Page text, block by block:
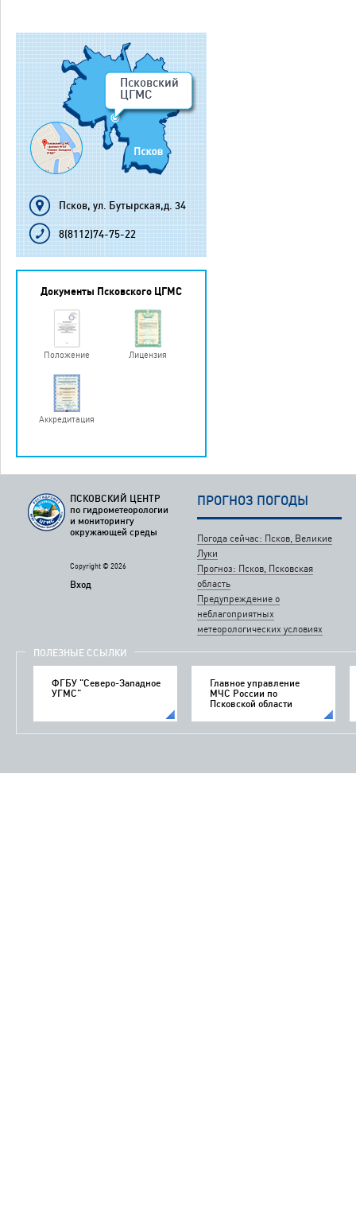
Псковский
ЦГМС
Псков, ул. Бутырская,д. 34
8(8112)74-75-22
Документы Псковского ЦГМС
Положение Лицензия
Аккредитация
ПСКОВСКИЙ ЦЕНТР
по гидрометеорологии
и мониторингу
окружающей среды
Copyright © 2026
Вход
ПРОГНОЗ ПОГОДЫ
Погода сейчас: Псков, Великие
Луки
Прогноз: Псков, Псковская
область
Предупреждение о
неблагоприятных
метеорологических условиях
ПОЛЕЗНЫЕ ССЫЛКИ
ФГБУ "Северо-Западное
УГМС"
Главное управление
МЧС России по
Псковской области